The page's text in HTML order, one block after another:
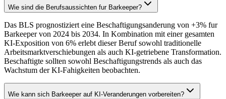
Wie sind die Berufsaussichten fur Barkeeper?
Das BLS prognostiziert eine Beschaftigungsanderung von +3% fur
Barkeeper von 2024 bis 2034. In Kombination mit einer gesamten
KI-Exposition von 6% erlebt dieser Beruf sowohl traditionelle
Arbeitsmarktverschiebungen als auch KI-getriebene Transformation.
Beschaftigte sollten sowohl Beschaftigungstrends als auch das
Wachstum der KI-Fahigkeiten beobachten.
Wie kann sich Barkeeper auf KI-Veranderungen vorbereiten?